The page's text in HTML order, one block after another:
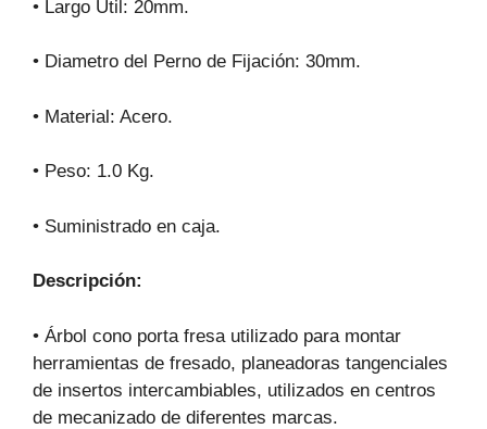
• Largo Útil: 20mm.
• Diametro del Perno de Fijación: 30mm.
• Material: Acero.
• Peso: 1.0 Kg.
• Suministrado en caja.
Descripción:
• Árbol cono porta fresa utilizado para montar
herramientas de fresado, planeadoras tangenciales
de insertos intercambiables, utilizados en centros
de mecanizado de diferentes marcas.